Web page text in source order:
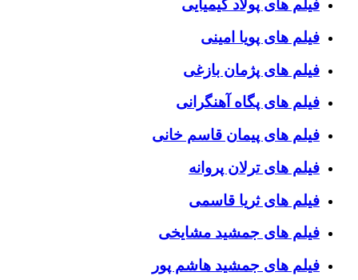
فیلم های پولاد کیمیایی
فیلم های پویا امینی
فیلم های پژمان بازغی
فیلم های پگاه آهنگرانی
فیلم های پیمان قاسم خانی
فیلم های ترلان پروانه
فیلم های ثریا قاسمی
فیلم های جمشید مشایخی
فیلم های جمشید هاشم پور